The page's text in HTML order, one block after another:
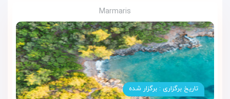
Marmaris
تاریخ برگزاری : برگزار شده